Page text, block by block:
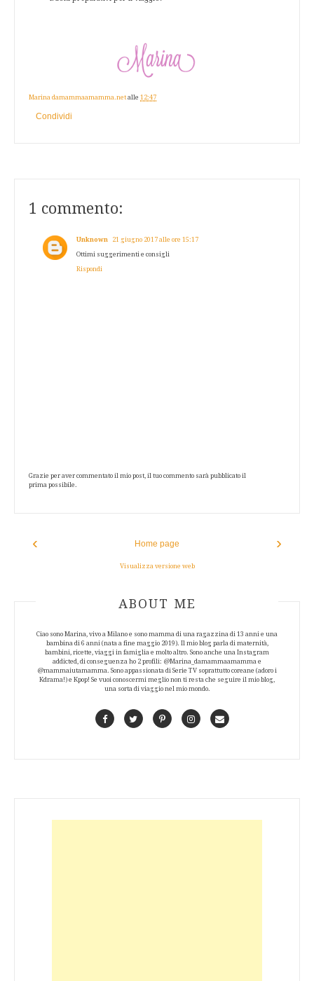
Marina damammaamamma.net alle 12:47
Condividi
1 commento:
Unknown 21 giugno 2017 alle ore 15:17
Ottimi suggerimenti e consigli
Rispondi
Grazie per aver commentato il mio post, il tuo commento sarà pubblicato il
prima possibile.
‹ ›
Home page
Visualizza versione web
ABOUT AUTHOR
ABOUT ME
Ciao sono Marina, vivo a Milano e sono mamma di una ragazzina di 13 anni e una
bambina di 6 anni (nata a fine maggio 2019). Il mio blog parla di maternità,
bambini, ricette, viaggi in famiglia e molto altro. Sono anche una Instagram
addicted, di conseguenza ho 2 profili: @Marina_damammaamamma e
@mammaiutamamma. Sono appassionata di Serie TV soprattutto coreane (adoro i
Kdrama!) e Kpop! Se vuoi conoscermi meglio non ti resta che seguire il mio blog,
una sorta di viaggio nel mio mondo.
FacebookTwitterPinterestInstagramContact